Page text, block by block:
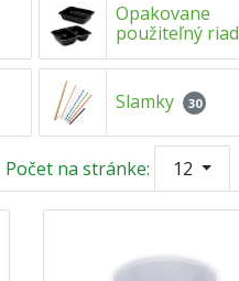
Opakovane
použiteľný riad
Slamky 30
Počet na stránke: 12